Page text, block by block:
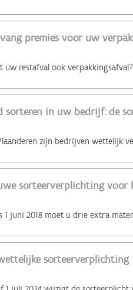
premies voor uw
sorteren in uw bedrijf: de
sorteerverplichting voor
sorteerverplichting